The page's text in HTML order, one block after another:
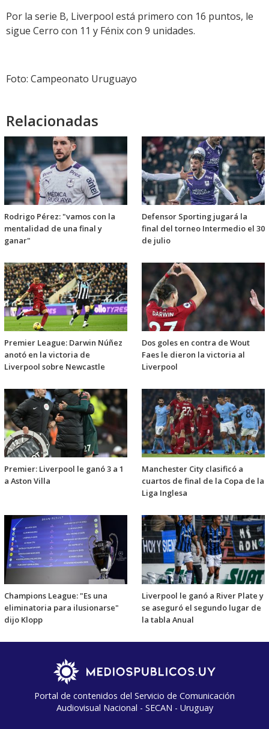
Por la serie B, Liverpool está primero con 16 puntos, le
sigue Cerro con 11 y Fénix con 9 unidades.
Foto: Campeonato Uruguayo
Relacionadas
Rodrigo Pérez: "vamos con la
mentalidad de una final y
ganar"
Defensor Sporting jugará la
final del torneo Intermedio el 30
de julio
Premier League: Darwin Núñez
anotó en la victoria de
Liverpool sobre Newcastle
Dos goles en contra de Wout
Faes le dieron la victoria al
Liverpool
Premier: Liverpool le ganó 3 a 1
a Aston Villa
Manchester City clasificó a
cuartos de final de la Copa de la
Liga Inglesa
Champions League: "Es una
eliminatoria para ilusionarse"
dijo Klopp
Liverpool le ganó a River Plate y
se aseguró el segundo lugar de
la tabla Anual
Portal de contenidos del Servicio de Comunicación
Audiovisual Nacional - SECAN - Uruguay